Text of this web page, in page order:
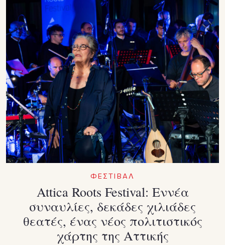
ΦΕΣΤΙΒΑΛ
Attica Roots Festival: Εννέα
συναυλίες, δεκάδες χιλιάδες
θεατές, ένας νέος πολιτιστικός
χάρτης της Αττικής